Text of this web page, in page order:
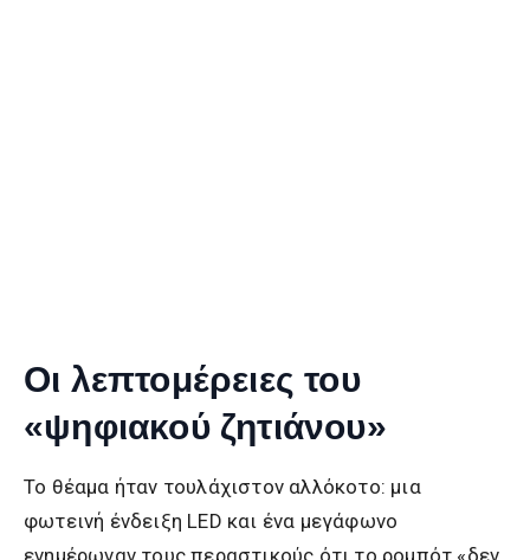
Οι λεπτομέρειες του
«ψηφιακού ζητιάνου»
Το θέαμα ήταν τουλάχιστον αλλόκοτο: μια
φωτεινή ένδειξη LED και ένα μεγάφωνο